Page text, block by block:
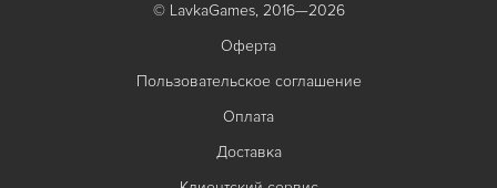
© LavkaGames, 2016—2026
Оферта
Пользовательское соглашение
Оплата
Доставка